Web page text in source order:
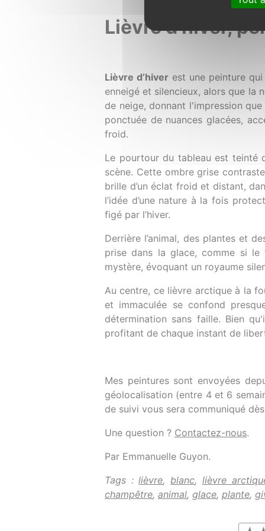
Lièvre d’hiver,
Lièvre d’hiver est une peinture
enneigé et silencieux, alors que la
de neige, donnant l'impression
ponctuée de nuances glacées,
froid.
Le pourtour du tableau est teinté
scène. Cette ombre grise
brille d’un éclat froid et distant,
l’idée d’une nature à la fois
figé par l’hiver.
Derrière l’animal, des plantes et
prise dans la glace, comme si
mystère, évoquant un royaume
Au centre, ce lièvre arctique à la
et immaculée se confond
détermination sans faille. Bien
profitant de chaque instant de
Mes peintures sont envoyées
géolocalisation (entre 4 et 6
de suivi vous sera communiqué
Une question ? Contactez-nous.
Par Emmanuelle Guyon.
Tags :lièvre,blanc, lièvre
champêtre, animal, glace, plante,